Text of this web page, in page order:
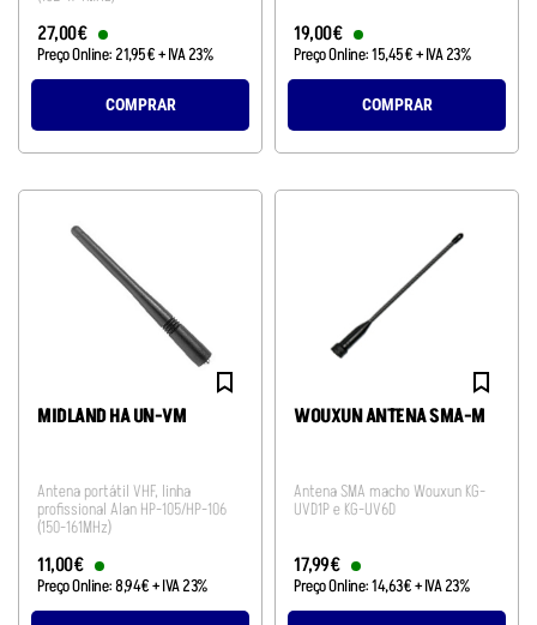
27,00€
Preço Online: 21,95€+ IVA 23%
COMPRAR
19,00€
Preço Online:15,45€+ IVA 23%
COMPRAR
MIDLAND HA UN-VM
Antena portátil VHF, linha
profissional Alan HP-105/HP-106
(150-161MHz)
11,00€
Preço Online:894€+ IVA 23%
WOUXUN ANTENA SMA-M
Antena SMA macho Wouxun KG-
UVD1P e KG-UV6D
17,99€
Preço Online:14,63€+ IVA 23%